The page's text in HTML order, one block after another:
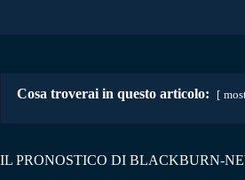
Cosa troverai in questo articolo:
IL PRONOSTICO DI BLACKBURN-